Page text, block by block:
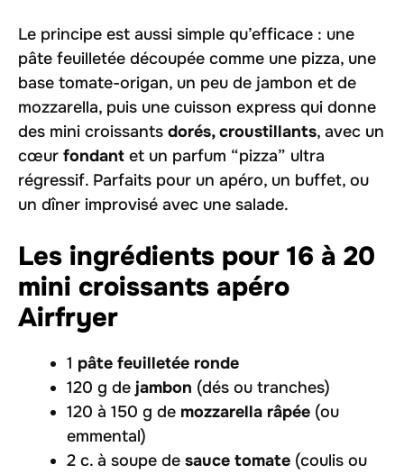
Le principe est aussi simple qu’efficace : une
pâte feuilletée découpée comme une pizza, une
base tomate-origan, un peu de jambon et de
mozzarella, puis une cuisson express qui donne
des mini croissants dorés, croustillants, avec un
cœur fondant et un parfum “pizza” ultra
régressif. Parfaits pour un apéro, un buffet, ou
un dîner improvisé avec une salade.
Les ingrédients pour 16 à 20
mini croissants apéro
Airfryer
1 pâte feuilletée ronde
120 g de jambon (dés ou tranches)
120 à 150 g de mozzarella râpée (ou
emmental)
2 c. à soupe de sauce tomate (coulis ou